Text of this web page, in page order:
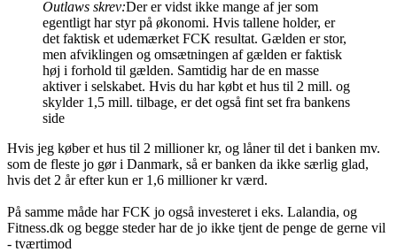
Outlaws skrev:Der er vidst ikke mange af jer som
egentligt har styr på økonomi. Hvis tallene holder, er
det faktisk et udemærket FCK resultat. Gælden er stor,
men afviklingen og omsætningen af gælden er faktisk
høj i forhold til gælden. Samtidig har de en masse
aktiver i selskabet. Hvis du har købt et hus til 2 mill. og
skylder 1,5 mill. tilbage, er det også fint set fra bankens
side
Hvis jeg køber et hus til 2 millioner kr, og låner til det i banken mv.
som de fleste jo gør i Danmark, så er banken da ikke særlig glad,
hvis det 2 år efter kun er 1,6 millioner kr værd.
På samme måde har FCK jo også investeret i eks. Lalandia, og
Fitness.dk og begge steder har de jo ikke tjent de penge de gerne vil
- tværtimod